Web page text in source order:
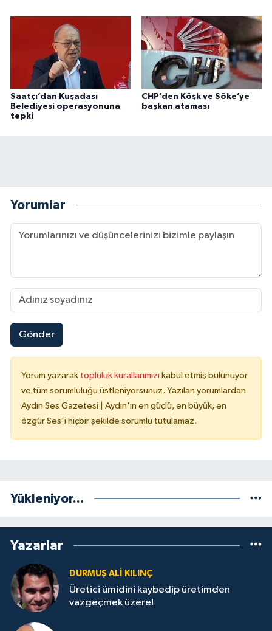
Saatçı’dan Kuşadası
Belediyesi operasyonuna
tepki
CHP’den Köşk ve Söke’ye
başkan ataması
Yorumlar
Gönder
Yorum yazarak topluluk kurallarımızı kabul etmiş bulunuyor
ve tüm sorumluluğu üstleniyorsunuz. Yazılan yorumlardan
Aydın Ses Gazetesi | Aydın'ın en güçlü, en büyük, en
özgür Ses'i hiçbir şekilde sorumlu tutulamaz.
Yükleniyor...
Yazarlar
DURMUŞ ALI KILINÇ
Üretici ümidini kaybedip üretimden
vazgeçmek üzere!